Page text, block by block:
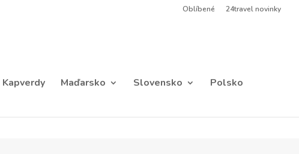
Oblíbené 24travel novinky
Kapverdy Maďarsko Slovensko
Polsko